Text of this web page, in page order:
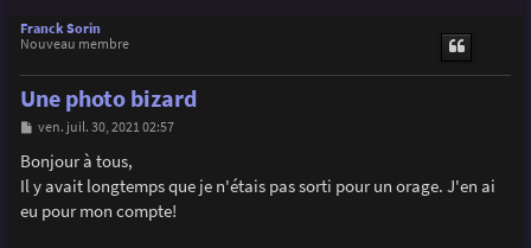
Franck Sorin
Nouveau membre
Une photo bizard
M
s
s
a
e
ven. juil. 30, 2021 02:57
Bonjour à tous,
Il y avait longtemps que je n'étais pas sorti pour un orage. J'en ai
eu pour mon compte!